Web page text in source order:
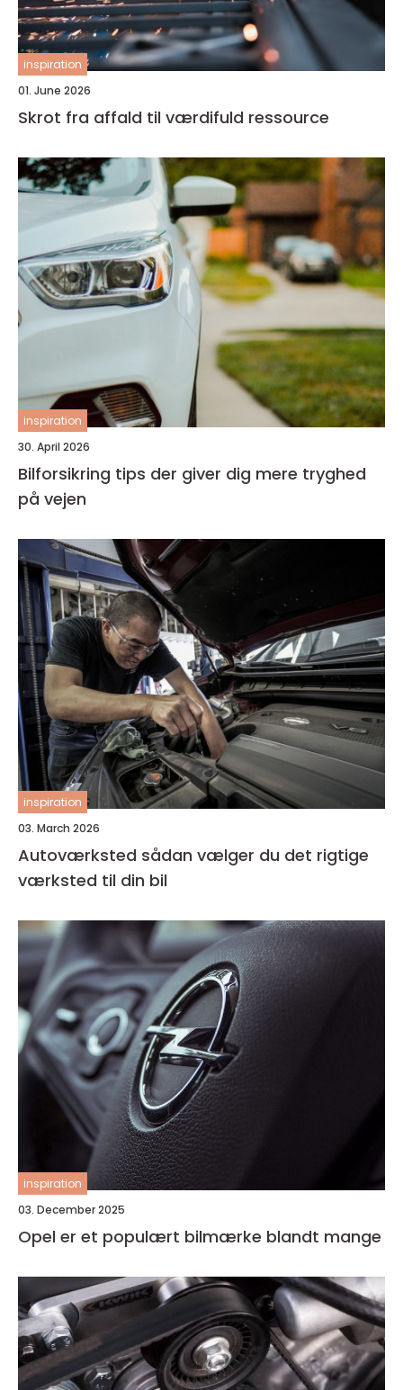
inspiration
01. June 2026
Skrot fra affald til værdifuld ressource
inspiration
30. April 2026
Bilforsikring tips der giver dig mere tryghed
på vejen
inspiration
03. March 2026
Autoværksted sådan vælger du det rigtige
værksted til din bil
inspiration
03. December 2025
Opel er et populært bilmærke blandt mange